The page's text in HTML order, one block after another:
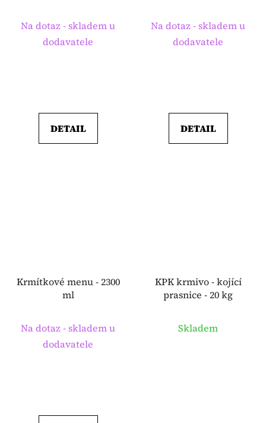
Na dotaz - skladem u
dodavatele
DETAIL
Na dotaz - skladem u
dodavatele
DETAIL
Krmítkové menu - 2300
ml
Na dotaz - skladem u
dodavatele
KPK krmivo - kojící
prasnice - 20 kg
Skladem